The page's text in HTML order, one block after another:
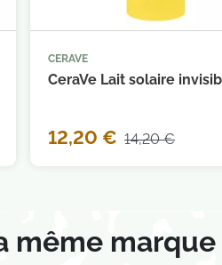
 
CERAVE
CeraVe Lait solaire
12,20 € 14,20 €
même marque